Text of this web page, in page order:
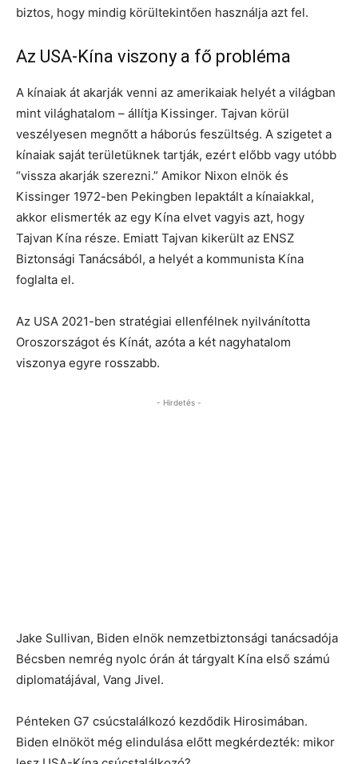
biztos, hogy mindig körültekintően használja azt fel.
Az USA-Kína viszony a fő probléma
A kínaiak át akarják venni az amerikaiak helyét a világban
mint világhatalom – állítja Kissinger. Tajvan körül
veszélyesen megnőtt a háborús feszültség. A szigetet a
kínaiak saját területüknek tartják, ezért előbb vagy utóbb
“vissza akarják szerezni.” Amikor Nixon elnök és
Kissinger 1972-ben Pekingben lepaktált a kínaiakkal,
akkor elismerték az egy Kína elvet vagyis azt, hogy
Tajvan Kína része. Emiatt Tajvan kikerült az ENSZ
Biztonsági Tanácsából, a helyét a kommunista Kína
foglalta el.
Az USA 2021-ben stratégiai ellenfélnek nyilvánította
Oroszországot és Kínát, azóta a két nagyhatalom
viszonya egyre rosszabb.
- Hirdetés -
Jake Sullivan, Biden elnök nemzetbiztonsági tanácsadója
Bécsben nemrég nyolc órán át tárgyalt Kína első számú
diplomatájával, Vang Jivel.
Pénteken G7 csúcstalálkozó kezdődik Hirosimában.
Biden elnököt még elindulása előtt megkérdezték: mikor